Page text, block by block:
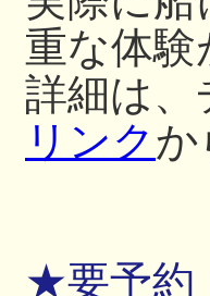
重な体
詳細は、
リンクか
★要予約